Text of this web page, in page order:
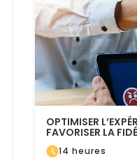
OPTIMISER
FAVORISER LA
14 heures